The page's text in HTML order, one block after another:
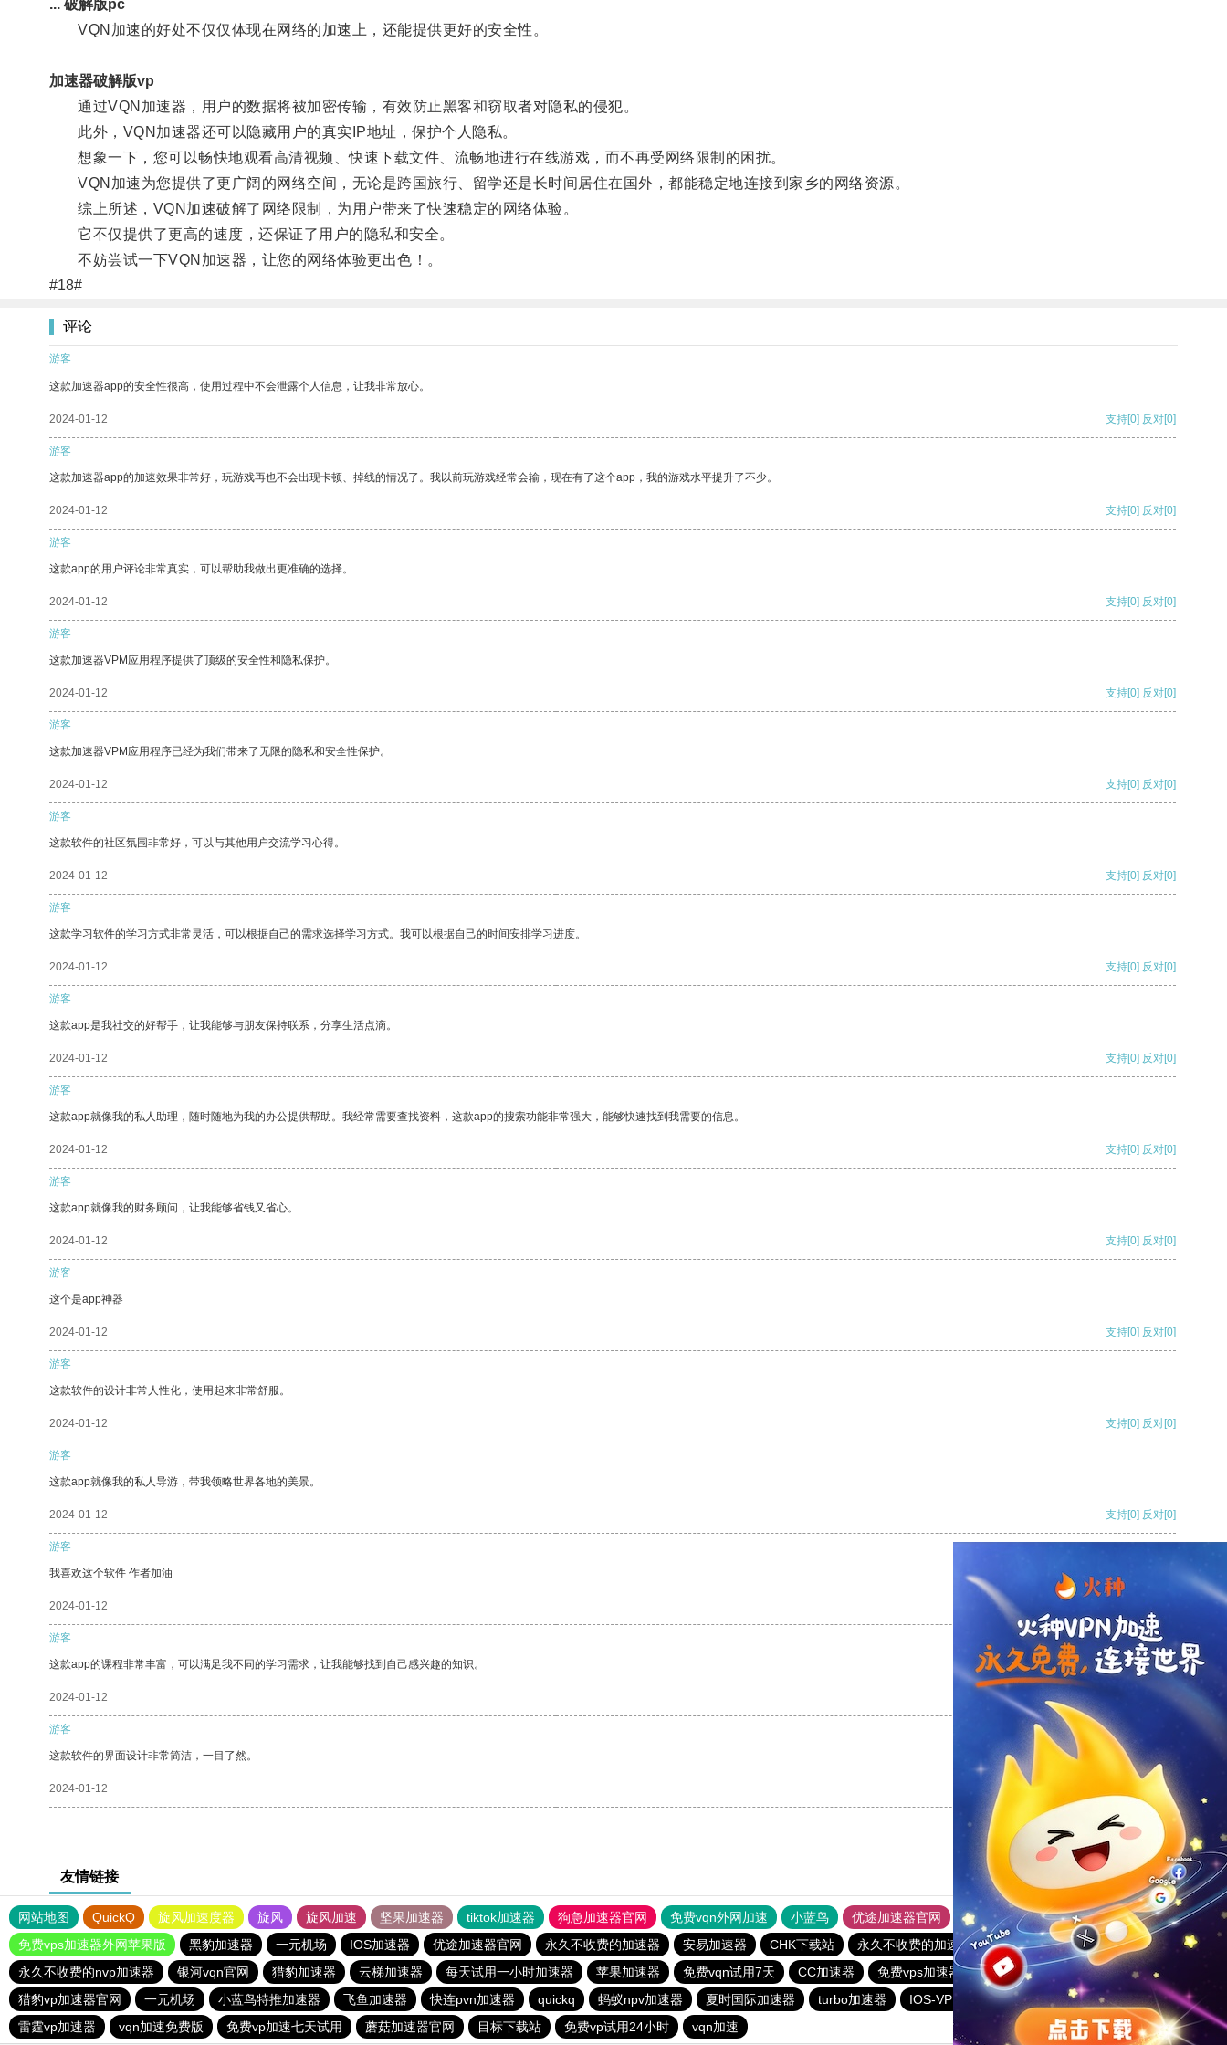
... 破解版pc
VQN加速的好处不仅仅体现在网络的加速上，还能提供更好的安全性。
加速器破解版vp
通过VQN加速器，用户的数据将被加密传输，有效防止黑客和窃取者对隐私的侵犯。
此外，VQN加速器还可以隐藏用户的真实IP地址，保护个人隐私。
想象一下，您可以畅快地观看高清视频、快速下载文件、流畅地进行在线游戏，而不再受网络限制的困扰。
VQN加速为您提供了更广阔的网络空间，无论是跨国旅行、留学还是长时间居住在国外，都能稳定地连接到家乡的网络资源。
综上所述，VQN加速破解了网络限制，为用户带来了快速稳定的网络体验。
它不仅提供了更高的速度，还保证了用户的隐私和安全。
不妨尝试一下VQN加速器，让您的网络体验更出色！。
#18#
评论
游客
这款加速器app的安全性很高，使用过程中不会泄露个人信息，让我非常放心。
2024-01-12 支持[0] 反对[0]
游客
这款加速器app的加速效果非常好，玩游戏再也不会出现卡顿、掉线的情况了。我以前玩游戏经常会输，现在有了这个app，我的游戏水平提升了不少。
2024-01-12 支持[0] 反对[0]
游客
这款app的用户评论非常真实，可以帮助我做出更准确的选择。
2024-01-12 支持[0] 反对[0]
游客
这款加速器VPM应用程序提供了顶级的安全性和隐私保护。
2024-01-12 支持[0] 反对[0]
游客
这款加速器VPM应用程序已经为我们带来了无限的隐私和安全性保护。
2024-01-12 支持[0] 反对[0]
游客
这款软件的社区氛围非常好，可以与其他用户交流学习心得。
2024-01-12 支持[0] 反对[0]
游客
这款学习软件的学习方式非常灵活，可以根据自己的需求选择学习方式。我可以根据自己的时间安排学习进度。
2024-01-12 支持[0] 反对[0]
游客
这款app是我社交的好帮手，让我能够与朋友保持联系，分享生活点滴。
2024-01-12 支持[0] 反对[0]
游客
这款app就像我的私人助理，随时随地为我的办公提供帮助。我经常需要查找资料，这款app的搜索功能非常强大，能够快速找到我需要的信息。
2024-01-12 支持[0] 反对[0]
游客
这款app就像我的财务顾问，让我能够省钱又省心。
2024-01-12 支持[0] 反对[0]
游客
这个是app神器
2024-01-12 支持[0] 反对[0]
游客
这款软件的设计非常人性化，使用起来非常舒服。
2024-01-12 支持[0] 反对[0]
游客
这款app就像我的私人导游，带我领略世界各地的美景。
2024-01-12 支持[0] 反对[0]
游客
我喜欢这个软件 作者加油
2024-01-12
游客
这款app的课程非常丰富，可以满足我不同的学习需求，让我能够找到自己感兴趣的知识。
2024-01-12 反对
游客
这款软件的界面设计非常简洁，一目了然。
2024-01-12 反对[0]
友情链接
网站地图 QuickQ 旋风加速度器 旋风 旋风加速 坚果加速器 tiktok加速器 狗急加速器官网 免费vqn外网加速 小蓝鸟 优途加速器官网 风驰加速器 旋风加速器
八戒看书
免费vps加速器外网苹果版
黑豹加速器 一元机场 IOS加速器 优途加速器官网 永久不收费的加速器 安易加速器 CHK下载站 永久不收费的加速器 手机外国加速器官网
元链加速器
永久不收费的nvp加速器
银河vqn官网 猎豹加速器 云梯加速器 每天试用一小时加速器 苹果加速器 免费vqn试用7天 CC加速器 免费vps加速器外网 洋葱加速器
飞鱼加速器
猎豹vp加速器官网
一元机场 小蓝鸟特推加速器 飞鱼加速器 快连pvn加速器 quickq 蚂蚁npv加速器 夏时国际加速器 turbo加速器 IOS-VPN 书游下载站
油管加速器
雷霆vp加速器
vqn加速免费版 免费vp加速七天试用 蘑菇加速器官网 目标下载站 免费vp试用24小时 vqn加速